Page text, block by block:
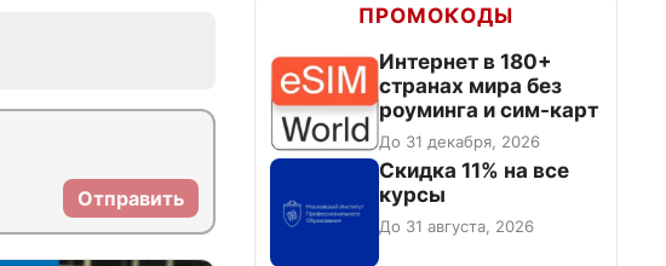
Отправить
ПРОМОКОДЫ
Интернет в 180+
странах мира без
роуминга и сим-карт
До 31 декабря, 2026
Скидка 11% на все
курсы
До 31 августа, 2026